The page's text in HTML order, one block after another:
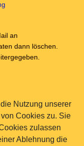
an
dann löschen.
Nutzung unserer
Cookies zu. Sie
zulassen
Ablehnung die